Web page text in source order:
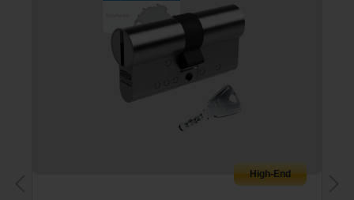
High-End